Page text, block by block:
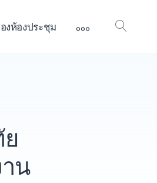
งห้องประชุม More
น